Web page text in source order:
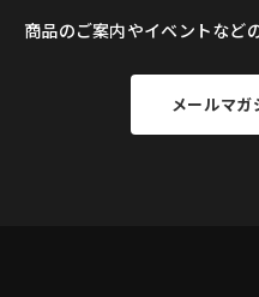
商品のご案内やイベントなど
メールマガ